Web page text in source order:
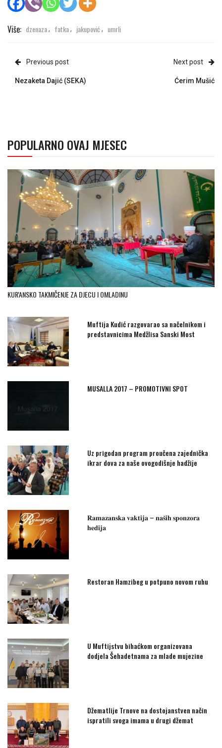
Više: dzenaza, fatka, jakupović , umrli
Previous post
Nezaketa Dajić (SEKA)
Next post
Ćerim Mušić
POPULARNO OVAJ MJESEC
KUR'ANSKO TAKMIČENJE ZA DJECU I OMLADINU
Muftija Kudić razgovarao sa načelnikom i
predstavnicima Medžlisa Sanski Most
MUSALLA 2017 – PROMOTIVNI SPOT
Uz prigodan program proučena zajednička
ikrar dova za naše ovogodišnje hadžije
𝐑𝐚𝐦𝐚𝐳𝐚𝐧𝐬𝐤𝐚 𝐯𝐚𝐤𝐭𝐢𝐣𝐚 – 𝐧𝐚𝐬̌𝐢𝐡 𝐬𝐩𝐨𝐧𝐳𝐨𝐫𝐚
𝐡𝐞𝐝𝐢𝐣𝐚
Restoran Hamzibeg u potpuno novom ruhu
U Muftijstvu bihaćkom organizovana
dodjela Šehadetnama za mlade mujezine
Džematlije Trnove na dostojanstven način
ispratili svoga imama u drugi džemat